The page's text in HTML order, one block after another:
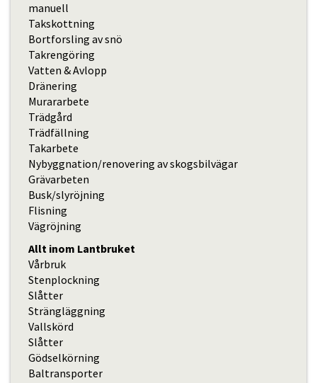
manuell
Takskottning
Bortforsling av snö
Takrengöring
Vatten & Avlopp
Dränering
Murararbete
Trädgård
Trädfällning
Takarbete
Nybyggnation/renovering av skogsbilvägar
Grävarbeten
Busk/slyröjning
Flisning
Vägröjning
Allt inom Lantbruket
Vårbruk
Stenplockning
Slåtter
Strängläggning
Vallskörd
Slåtter
Gödselkörning
Baltransporter